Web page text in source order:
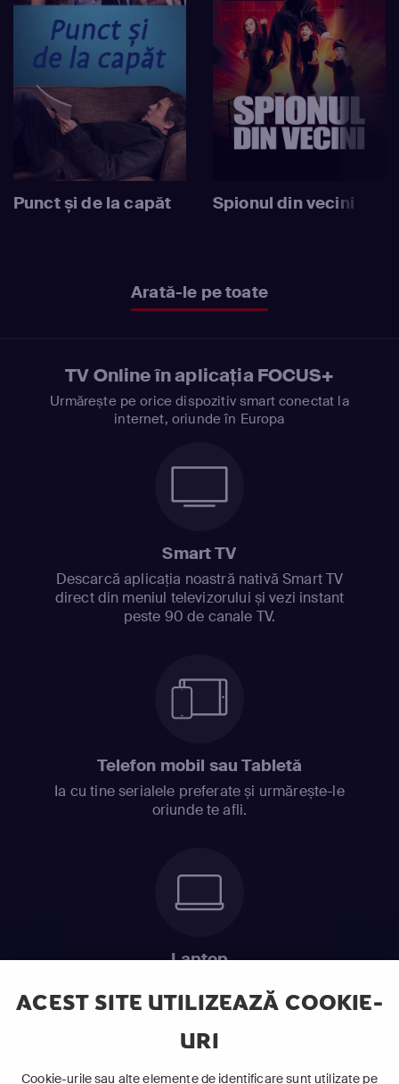
ACEST SITE UTILIZEAZĂ COOKIE-
URI
Cookie-urile sau alte elemente de identificare sunt utilizate pe
Punct și de la capăt Spionul din vecini
Arată-le pe toate
TV Online în aplicația FOCUS+
Urmărește pe orice dispozitiv smart conectat la
internet, oriunde în Europa
Smart TV
Descarcă aplicația noastră nativă Smart TV
direct din meniul televizorului și vezi instant
peste 90 de canale TV.
Telefon mobil sau Tabletă
Ia cu tine serialele preferate și urmărește-le
oriunde te afli.
Laptop
ABONEAZĂ-TE ACUM